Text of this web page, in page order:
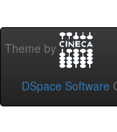
Theme by
DSpace Software